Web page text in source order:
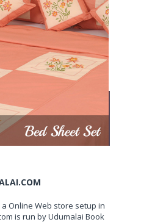
Online Web store setup in
is run by Udumalai Book